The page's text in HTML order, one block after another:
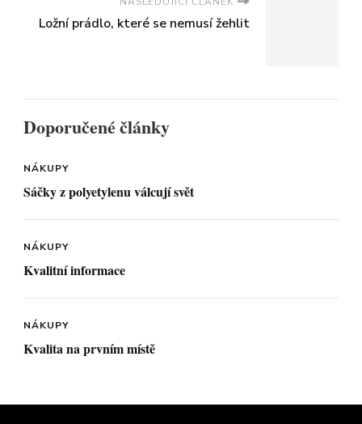
Ložní prádlo, které se nemusí žehlit
Doporučené články
NÁKUPY
Sáčky z polyetylenu válcují svět
NÁKUPY
Kvalitní informace
NÁKUPY
Kvalita na prvním místě